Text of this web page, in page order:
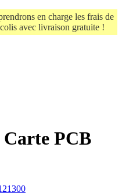
en charge les frais de
avec livraison gratuite !
PCB